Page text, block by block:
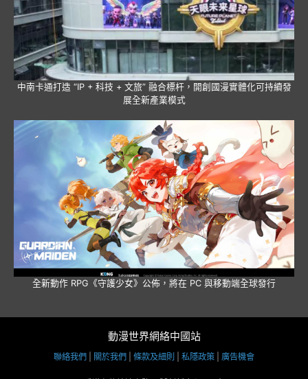
中南卡通打造 “IP + 科技 + 文旅” 融合標杆，開創國漫實體化可持續發
展全新產業模式
全新動作 RPG《守護少女》公佈，將在 PC 與移動端全球發行
動漫世界網絡中國站
聯絡我們 關於我們 條款及細則 私隱政策 廣告機會